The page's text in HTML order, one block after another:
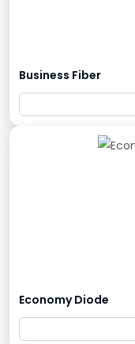
Business Fiber
Economy Diode